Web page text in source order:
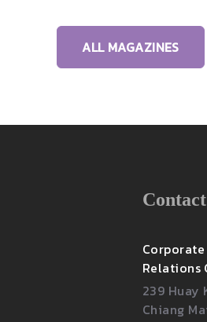
ALL MAGAZINES
Contact
Relations
239 Huay
Chiang